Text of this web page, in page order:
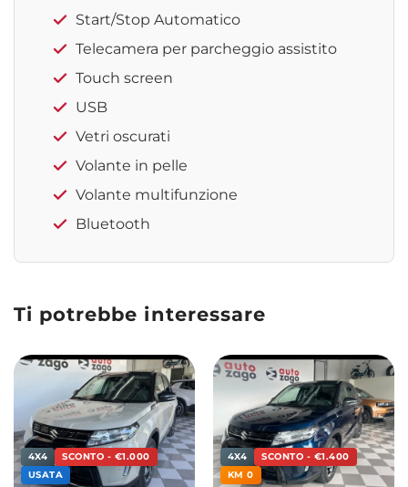
Start/Stop Automatico
Telecamera per parcheggio assistito
Touch screen
USB
Vetri oscurati
Volante in pelle
Volante multifunzione
Bluetooth
Ti potrebbe interessare
4X4
SCONTO - €1.000
USATA
4X4
SCONTO - €1.400
KM 0